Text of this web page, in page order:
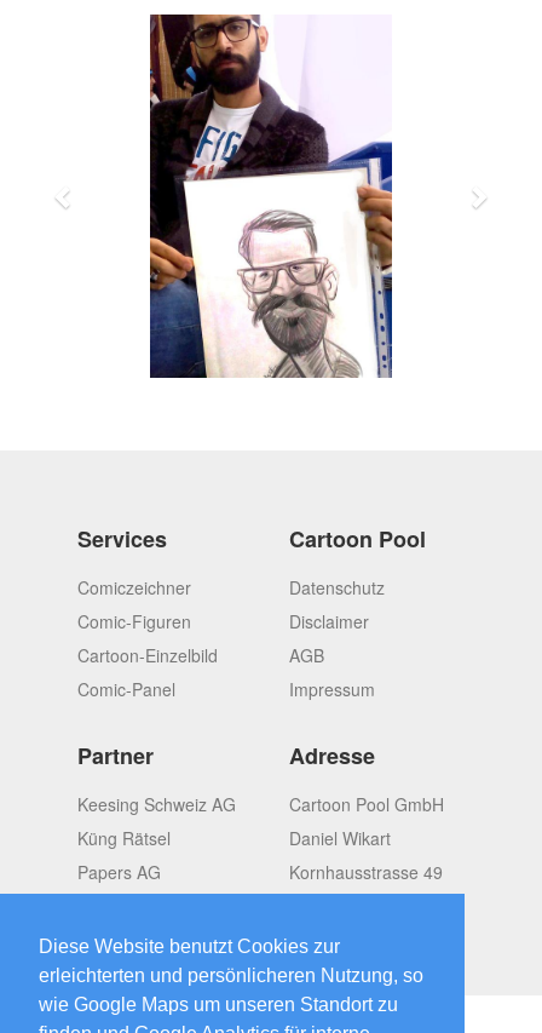
Diese Website benutzt Cookies zur
erleichterten und persönlicheren Nutzung, so
wie Google Maps um unseren Standort zu
Services
Comiczeichner
Comic-Figuren
Cartoon-Einzelbild
Comic-Panel
Cartoon Pool
Datenschutz
Disclaimer
AGB
Impressum
Partner
Keesing Schweiz AG
Küng Rätsel
Papers AG
Adresse
Cartoon Pool GmbH
Daniel Wikart
Kornhausstrasse 49
Switzerland